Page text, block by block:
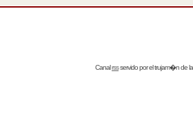
Canalrssservido por eltrujam�nde